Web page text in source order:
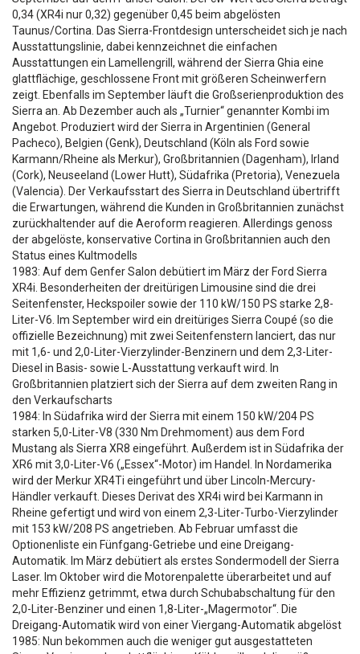
0,34 (XR4i nur 0,32) gegenüber 0,45 beim abgelösten
Taunus/Cortina. Das Sierra-Frontdesign unterscheidet sich je nach
Ausstattungslinie, dabei kennzeichnet die einfachen
Ausstattungen ein Lamellengrill, während der Sierra Ghia eine
glattflächige, geschlossene Front mit größeren Scheinwerfern
zeigt. Ebenfalls im September läuft die Großserienproduktion des
Sierra an. Ab Dezember auch als „Turnier“ genannter Kombi im
Angebot. Produziert wird der Sierra in Argentinien (General
Pacheco), Belgien (Genk), Deutschland (Köln als Ford sowie
Karmann/Rheine als Merkur), Großbritannien (Dagenham), Irland
(Cork), Neuseeland (Lower Hutt), Südafrika (Pretoria), Venezuela
(Valencia). Der Verkaufsstart des Sierra in Deutschland übertrifft
die Erwartungen, während die Kunden in Großbritannien zunächst
zurückhaltender auf die Aeroform reagieren. Allerdings genoss
der abgelöste, konservative Cortina in Großbritannien auch den
Status eines Kultmodells
1983: Auf dem Genfer Salon debütiert im März der Ford Sierra
XR4i. Besonderheiten der dreitürigen Limousine sind die drei
Seitenfenster, Heckspoiler sowie der 110 kW/150 PS starke 2,8-
Liter-V6. Im September wird ein dreitüriges Sierra Coupé (so die
offizielle Bezeichnung) mit zwei Seitenfenstern lanciert, das nur
mit 1,6- und 2,0-Liter-Vierzylinder-Benzinern und dem 2,3-Liter-
Diesel in Basis- sowie L-Ausstattung verkauft wird. In
Großbritannien platziert sich der Sierra auf dem zweiten Rang in
den Verkaufscharts
1984: In Südafrika wird der Sierra mit einem 150 kW/204 PS
starken 5,0-Liter-V8 (330 Nm Drehmoment) aus dem Ford
Mustang als Sierra XR8 eingeführt. Außerdem ist in Südafrika der
XR6 mit 3,0-Liter-V6 („Essex“-Motor) im Handel. In Nordamerika
wird der Merkur XR4Ti eingeführt und über Lincoln-Mercury-
Händler verkauft. Dieses Derivat des XR4i wird bei Karmann in
Rheine gefertigt und wird von einem 2,3-Liter-Turbo-Vierzylinder
mit 153 kW/208 PS angetrieben. Ab Februar umfasst die
Optionenliste ein Fünfgang-Getriebe und eine Dreigang-
Automatik. Im März debütiert als erstes Sondermodell der Sierra
Laser. Im Oktober wird die Motorenpalette überarbeitet und auf
mehr Effizienz getrimmt, etwa durch Schubabschaltung für den
2,0-Liter-Benziner und einen 1,8-Liter-„Magermotor“. Die
Dreigang-Automatik wird von einer Viergang-Automatik abgelöst
1985: Nun bekommen auch die weniger gut ausgestatteten